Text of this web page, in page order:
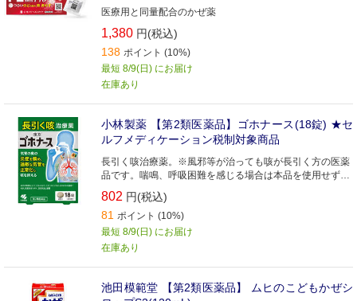
医療用と同量配合のかぜ薬
1,380 円(税込)
138 ポイント (10%)
最短 8/9(日) にお届け
在庫あり
小林製薬 【第2類医薬品】ゴホナース(18錠) ★セ
ルフメディケーション税制対象商品
長引く咳治療薬。※風邪等が治っても咳が長引く方の医薬
品です。喘鳴、呼吸困難を感じる場合は本品を使用せず、
医師の診察を受けてください
802 円(税込)
81 ポイント (10%)
最短 8/9(日) にお届け
在庫あり
池田模範堂 【第2類医薬品】 ムヒのこどもかぜシ